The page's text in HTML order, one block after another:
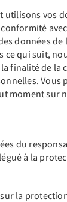
utilisons vos
données de
ce qui suit,
finalité de
Vous
moment sur
du
à la
la